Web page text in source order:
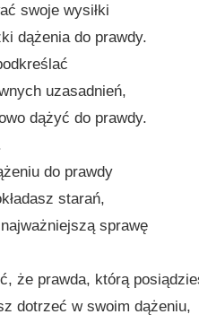
swoje wysiłki
dążenia do prawdy.
uzasadnień,
dążyć do prawdy.
do prawdy
starań,
sprawę
że prawda, którą
dotrzeć w swoim dążeniu,